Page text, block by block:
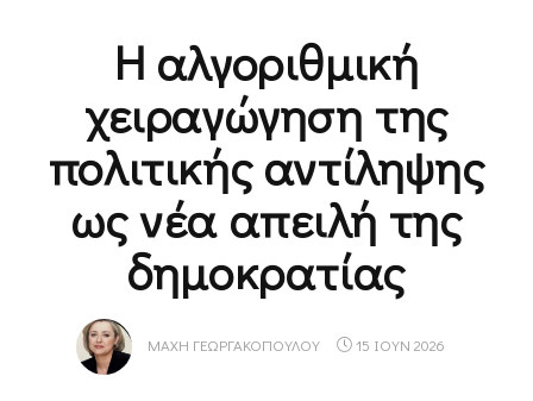
Η αλγοριθμική
χειραγώγηση της
πολιτικής αντίληψης
ως νέα απειλή της
δημοκρατίας
ΜΆΧΗ ΓΕΩΡΓΑΚΟΠΟΎΛΟΥ 15 ΙΟΥΝ 2026